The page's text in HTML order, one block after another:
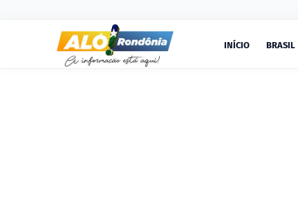
INÍCIO BRASIL